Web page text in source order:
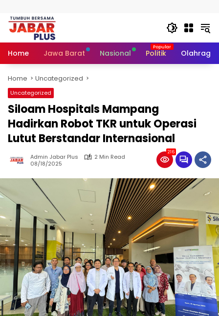
Skip
Home
Jawa Barat Nasional Politik Olahraga
Home Uncategorized
Uncategorized
Siloam Hospitals Mampang
Hadirkan Robot TKR untuk Operasi
Lutut Berstandar Internasional
Admin Jabar Plus
2 Min Read
08/18/2025
216